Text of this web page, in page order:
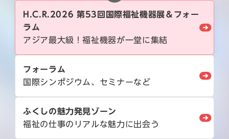
H.C.R.2026 第53回国際福祉機器展＆フォー
ラム
アジア最大級！福祉機器が一堂に集結
フォーラム
国際シンポジウム、セミナーなど
ふくしの魅力発見ゾーン
福祉の仕事のリアルな魅力に出会う